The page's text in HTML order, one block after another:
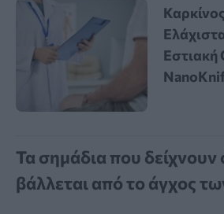
Εστιακή
Τα σημάδια που δείχνουν
βάλλεται από το άγχος